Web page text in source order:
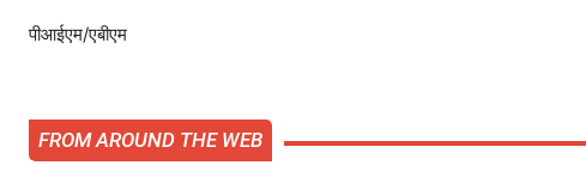
पीआईएम/एबीएम
FROM AROUND THE WEB